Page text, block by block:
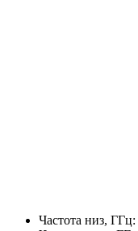
Частота низ, ГГц: